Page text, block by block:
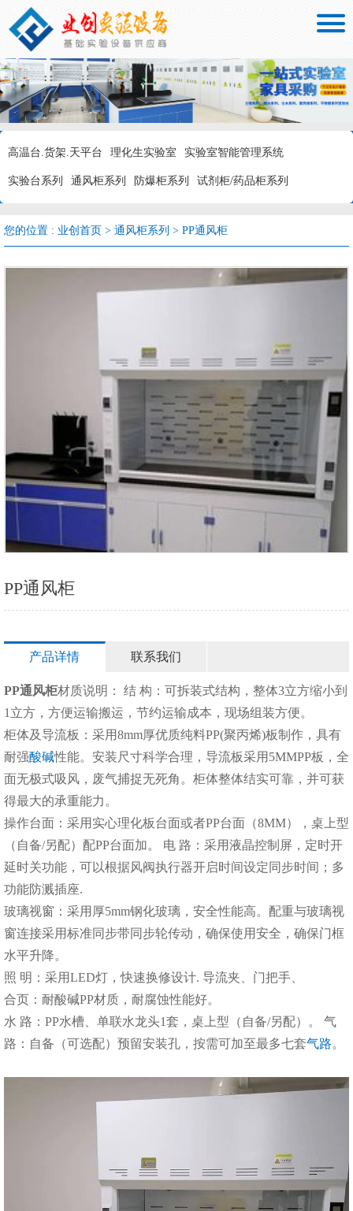

高温台.货架.天平台 理化生实验室 实验室智能管理系统
实验台系列 通风柜系列 防爆柜系列 试剂柜/药品柜系列
您的位置 : 业创首页 > 通风柜系列 > PP通风柜
PP通风柜
产品详情 联系我们
PP通风柜材质说明： 结 构：可拆装式结构，整体3立方缩小到
1立方，方便运输搬运，节约运输成本，现场组装方便。
柜体及导流板：采用8mm厚优质纯料PP(聚丙烯)板制作，具有
耐强酸碱性能。安装尺寸科学合理，导流板采用5MMPP板，全
面无极式吸风，废气捕捉无死角。柜体整体结实可靠，并可获
得最大的承重能力。
操作台面：采用实心理化板台面或者PP台面（8MM），桌上型
（自备/另配）配PP台面加。 电 路：采用液晶控制屏，定时开
延时关功能，可以根据风阀执行器开启时间设定同步时间；多
功能防溅插座.
玻璃视窗：采用厚5mm钢化玻璃，安全性能高。配重与玻璃视
窗连接采用标准同步带同步轮传动，确保使用安全，确保门框
水平升降。
照 明：采用LED灯，快速换修设计. 导流夹、门把手、
合页：耐酸碱PP材质，耐腐蚀性能好。
水 路：PP水槽、单联水龙头1套，桌上型（自备/另配）。 气
路：自备（可选配）预留安装孔，按需可加至最多七套气路。